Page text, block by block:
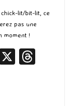
lit/bit-lit, ce
pas une
moment !
X